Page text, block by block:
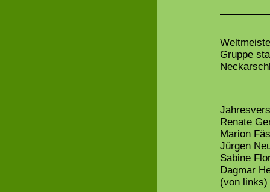
Gruppe
Renate
Marion
Jürgen
Sabine
Dagmar
(von links)